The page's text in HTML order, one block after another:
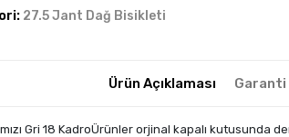
27.5 Jant Dağ Bisikleti
Ürün Açıklaması Garanti
Gri 18 KadroÜrünler orjinal kapalı